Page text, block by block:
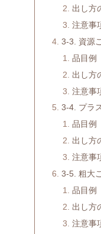
出し方
注意事
3-3. 資源
品目例
出し方
注意事
3-4. プラ
品目例
出し方
注意事
3-5. 粗大
品目例
出し方
注意事